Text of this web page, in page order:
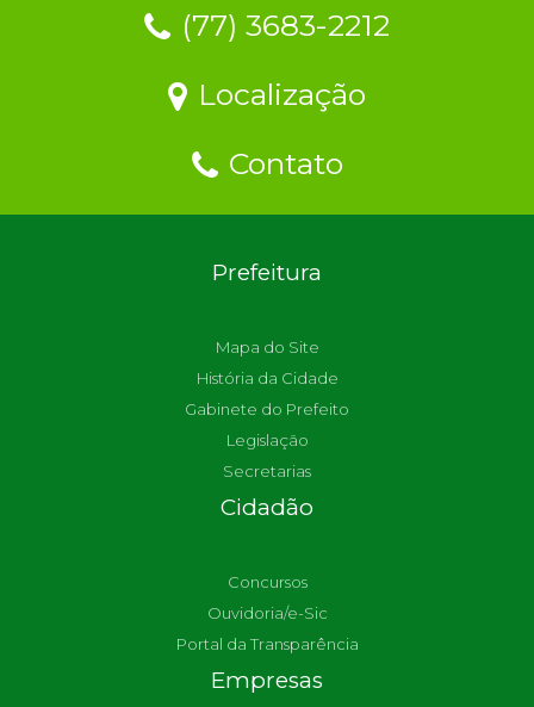
(77) 3683-2212
Localização
Contato
Prefeitura
Mapa do Site
História da Cidade
Gabinete do Prefeito
Legislação
Secretarias
Cidadão
Concursos
Ouvidoria/e-Sic
Portal da Transparência
Empresas